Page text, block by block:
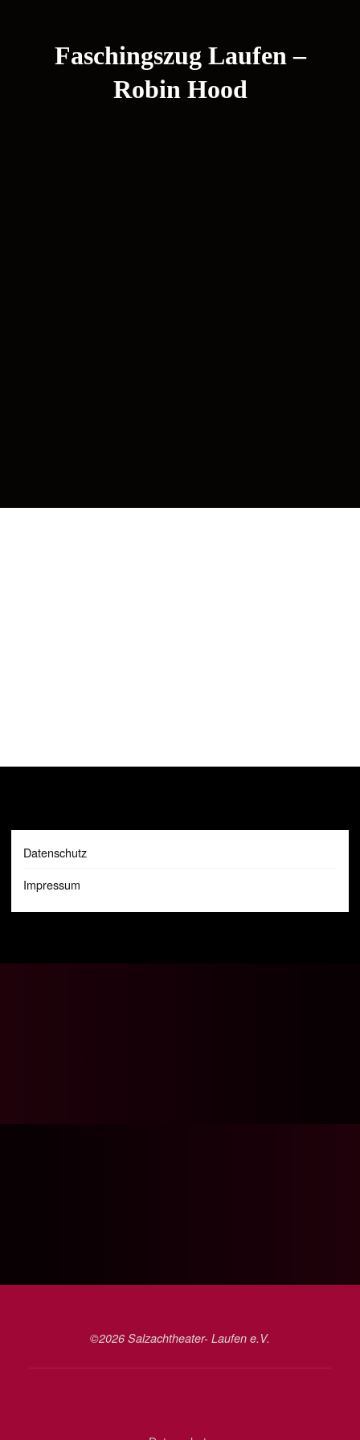
Faschingszug Laufen –
Robin Hood
Datenschutz
Impressum
©2026 Salzachtheater- Laufen e.V.